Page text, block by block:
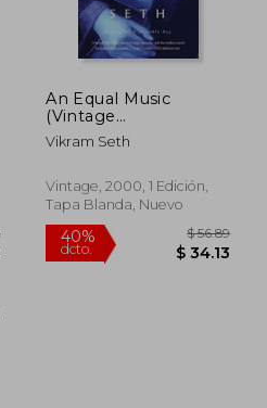
An Equal Music
(Vintage
International) (en
Inglés)
Vikram Seth
Vintage, 2000, 1 Edición,
Tapa Blanda, Nuevo